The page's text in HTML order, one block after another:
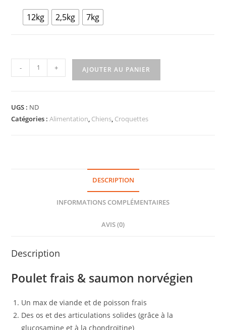
12kg 2,5kg 7kg
- + AJOUTER AU PANIER
UGS : ND
Catégories :Alimentation, Chiens, Croquettes
DESCRIPTION
INFORMATIONS COMPLÉMENTAIRES
AVIS (0)
Description
Poulet frais & saumon norvégien
Un max de viande et de poisson frais
Des os et des articulations solides (grâce à la
glucosamine et à la chondroïtine)